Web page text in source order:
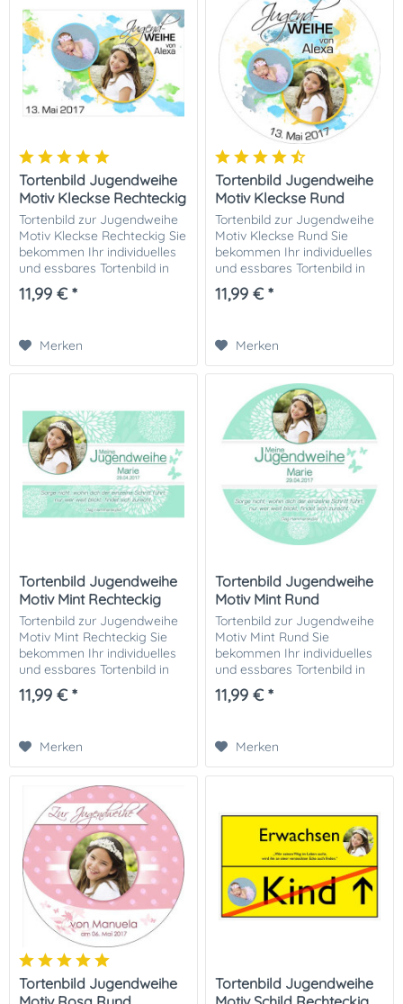
Tortenbild Jugendweihe
Motiv Kleckse Rechteckig
Tortenbild zur Jugendweihe
Motiv Kleckse Rechteckig Sie
bekommen Ihr individuelles
und essbares Tortenbild in
optimaler Qualität auf
Dekor-Plus Zuckerpapier
11,99 € *
Merken
Tortenbild Jugendweihe
Motiv Kleckse Rund
Tortenbild zur Jugendweihe
Motiv Kleckse Rund Sie
bekommen Ihr individuelles
und essbares Tortenbild in
optimaler Qualität auf
Dekor-Plus Zuckerpapier
11,99 € *
Merken
Tortenbild Jugendweihe
Motiv Mint Rechteckig
Tortenbild zur Jugendweihe
Motiv Mint Rechteckig Sie
bekommen Ihr individuelles
und essbares Tortenbild in
optimaler Qualität auf
Dekor-Plus Zuckerpapier
11,99 € *
Merken
Tortenbild Jugendweihe
Motiv Mint Rund
Tortenbild zur Jugendweihe
Motiv Mint Rund Sie
bekommen Ihr individuelles
und essbares Tortenbild in
optimaler Qualität auf
Dekor-Plus Zuckerpapier
11,99 € *
Merken
Tortenbild Jugendweihe
Tortenbild Jugendweihe